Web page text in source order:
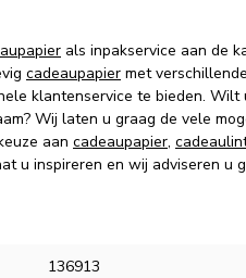
als inpakservice aan de
cadeaupapier met
klantenservice te bieden. Wilt
Wij laten u graag de vele
aan cadeaupapier,
u inspireren en wij adviseren u
136913